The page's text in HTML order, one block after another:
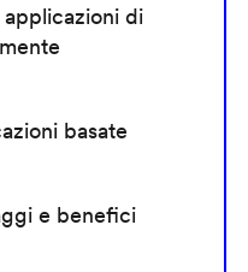
di
basate
e benefici